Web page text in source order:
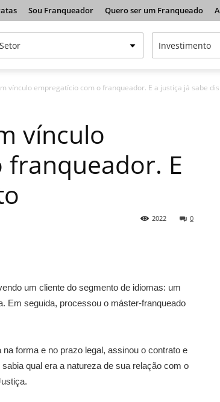
Sou Franqueador Quero ser um Franqueado
vínculo empregatício com o franqueador. E a justiça já sabe
vínculo
E
0
2022
um cliente do segmento de idiomas: um
Em seguida, processou o máster-franqueado
forma e no prazo legal, assinou o contrato e
qual era a natureza de sua relação com o